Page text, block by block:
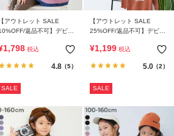
【アウトレット SALE
返品不可】デビラ
ー
1,798 税込
4.8（5）
SALE
【アウトレット SALE
25%OFF/返品不可】デビラ
ルエット トレーナー
¥1,199 税込
5.0（2）
SALE